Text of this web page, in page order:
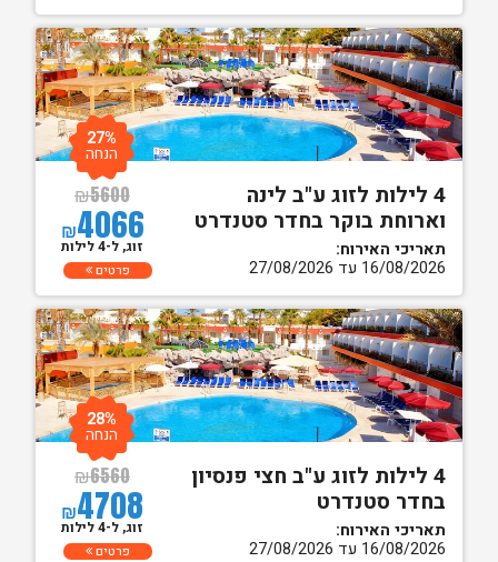
4 לילות לזוג ע"ב לינה
וארוחת בוקר בחדר סטנדרט
תאריכי האירוח:
16/08/2026 עד 27/08/2026
₪5600
₪4066
27%
הנחה
זוג, ל-4 לילות
פרטים
4 לילות לזוג ע"ב חצי פנסיון
בחדר סטנדרט
תאריכי האירוח:
16/08/2026 עד 27/08/2026
₪6560
₪4708
28%
הנחה
זוג, ל-4 לילות
פרטים